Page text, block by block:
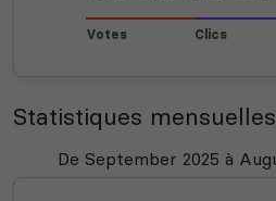
Votes Clics
Statistiques mensuelles